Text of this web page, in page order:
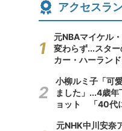
アクセスラ
元NBAマイケル
変わらず...スタ
カー・ハーラン
小柳ルミ子「可
ました」...4歳
ョット 「40代
元NHK中川安奈